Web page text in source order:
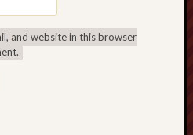
and website in this browser